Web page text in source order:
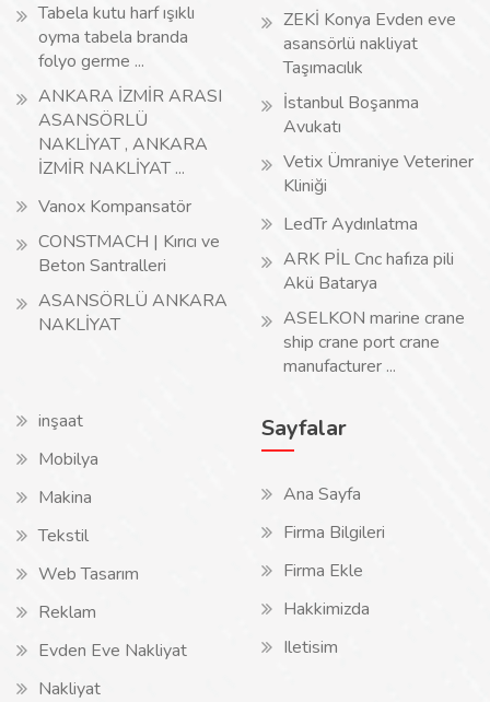
Tabela kutu harf ışıklı
oyma tabela branda
folyo germe ...
ANKARA İZMİR ARASI
ASANSÖRLÜ
NAKLİYAT , ANKARA
İZMİR NAKLİYAT ...
Vanox Kompansatör
CONSTMACH | Kırıcı ve
Beton Santralleri
ASANSÖRLÜ ANKARA
NAKLİYAT
ZEKİ Konya Evden eve
asansörlü nakliyat
Taşımacılık
İstanbul Boşanma
Avukatı
Vetix Ümraniye Veteriner
Kliniği
LedTr Aydınlatma
ARK PİL Cnc hafıza pili
Akü Batarya
ASELKON marine crane
ship crane port crane
manufacturer ...
inşaat
Mobilya
Makina
Tekstil
Web Tasarım
Reklam
Evden Eve Nakliyat
Nakliyat
Sayfalar
Ana Sayfa
Firma Bilgileri
Firma Ekle
Hakkimizda
Iletisim